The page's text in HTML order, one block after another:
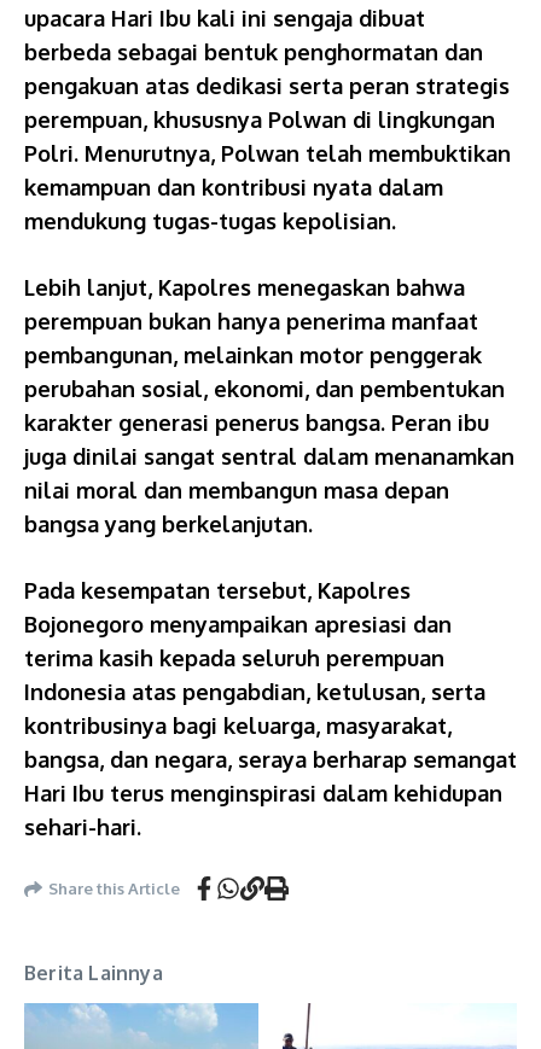
upacara Hari Ibu kali ini sengaja dibuat
berbeda sebagai bentuk penghormatan dan
pengakuan atas dedikasi serta peran strategis
perempuan, khususnya Polwan di lingkungan
Polri. Menurutnya, Polwan telah membuktikan
kemampuan dan kontribusi nyata dalam
mendukung tugas-tugas kepolisian.
Lebih lanjut, Kapolres menegaskan bahwa
perempuan bukan hanya penerima manfaat
pembangunan, melainkan motor penggerak
perubahan sosial, ekonomi, dan pembentukan
karakter generasi penerus bangsa. Peran ibu
juga dinilai sangat sentral dalam menanamkan
nilai moral dan membangun masa depan
bangsa yang berkelanjutan.
Pada kesempatan tersebut, Kapolres
Bojonegoro menyampaikan apresiasi dan
terima kasih kepada seluruh perempuan
Indonesia atas pengabdian, ketulusan, serta
kontribusinya bagi keluarga, masyarakat,
bangsa, dan negara, seraya berharap semangat
Hari Ibu terus menginspirasi dalam kehidupan
sehari-hari.
Share this Article
Berita Lainnya